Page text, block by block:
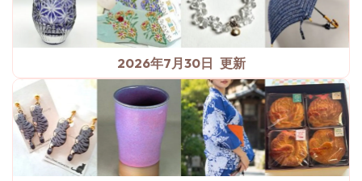
2026年7月30日